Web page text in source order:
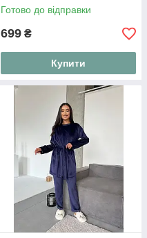
Готово до відправки
699 ₴
Купити